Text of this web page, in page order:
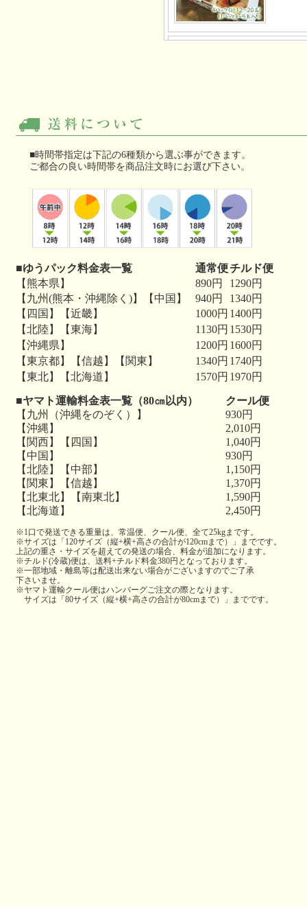
■時間帯指定は下記の6種類から選ぶ事ができます。
ご都合の良い時間帯を商品注文時にお選び下さい。
■ゆうパック料金表一覧 通常便チルド便
【熊本県】
890円
1290円
【九州(熊本・沖縄除く)】【中国】
940円
1340円
【四国】【近畿】
1000円 1400円
【北陸】【東海】
1130円 1530円
【沖縄県】
1200円 1600円
【東京都】【信越】【関東】
1340円 1740円
【東北】【北海道】
1570円 1970円
■ヤマト運輸料金表一覧（80㎝以内）
クール便
【九州（沖縄をのぞく）】
930円
【沖縄】
2,010円
【関西】【四国】
1,040円
【中国】
930円
【北陸】【中部】
1,150円
【関東】【信越】
1,370円
【北東北】【南東北】
1,590円
【北海道】
2,450円
※1口で発送できる重量は、常温便、クール便、全て25kgまです。
※サイズは「120サイズ（縦+横+高さの合計が120cmまで）」までです。
上記の重さ・サイズを超えての発送の場合、料金が追加になります。
※チルド(冷蔵)便は、送料+チルド料金380円となっております。
※一部地域・離島等は配送出来ない場合がございますのでご了承
下さいませ。
※ヤマト運輸クール便はハンバーグご注文の際となります。
サイズは「80サイズ（縦+横+高さの合計が80cmまで）」までです。